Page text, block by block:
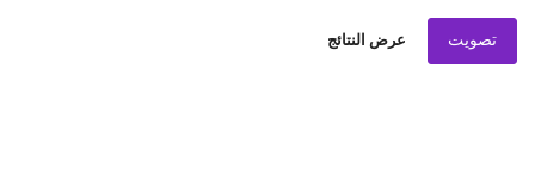
تصويت عرض النتائج